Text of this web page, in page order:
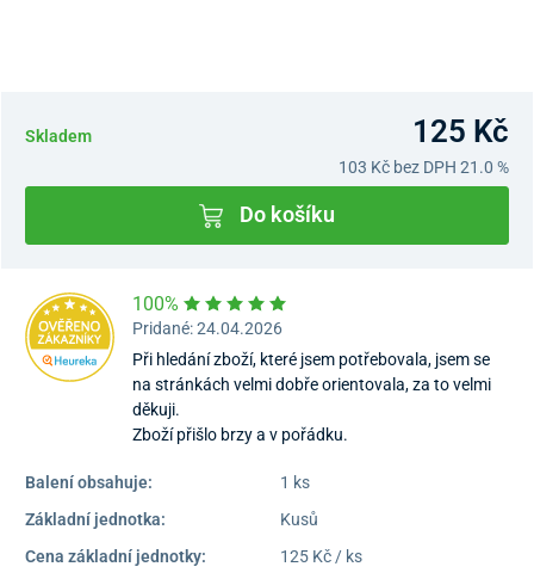
Skladem 125 Kč
103 Kč bez DPH 21.0 %
Do košíku
100%
Pridané: 24.04.2026
Při hledání zboží, které jsem potřebovala, jsem se
na stránkách velmi dobře orientovala, za to velmi
děkuji.
Zboží přišlo brzy a v pořádku.
Balení obsahuje:
1 ks
Základní jednotka:
Kusů
Cena základní jednotky:
125 Kč / ks